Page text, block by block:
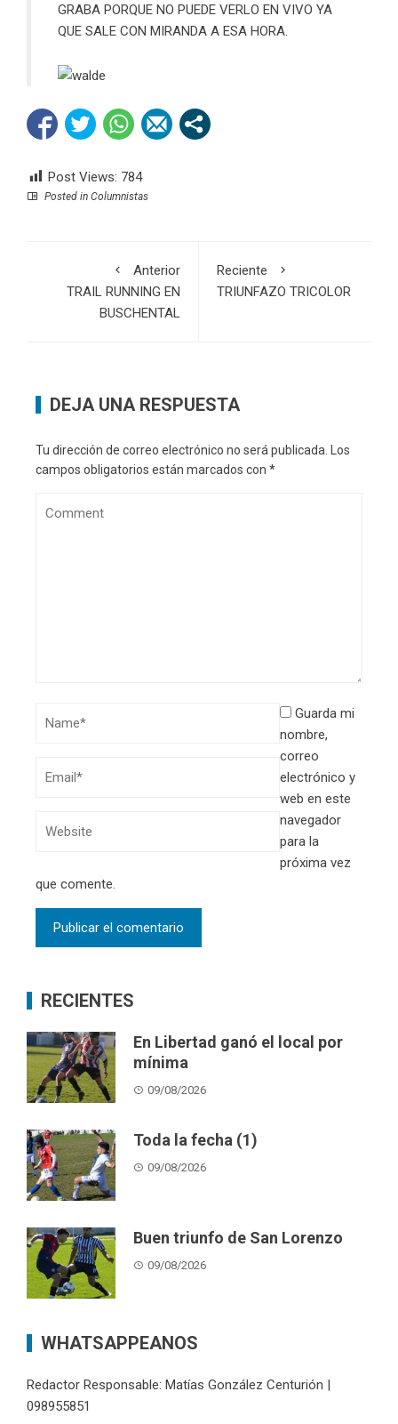
GRABA PORQUE NO PUEDE VERLO EN VIVO YA
QUE SALE CON MIRANDA A ESA HORA.
Post Views: 784
Posted in Columnistas
Anterior
TRAIL RUNNING EN
BUSCHENTAL
Reciente
TRIUNFAZO TRICOLOR
DEJA UNA RESPUESTA
Tu dirección de correo electrónico no será publicada. Los
campos obligatorios están marcados con *
Guarda mi
nombre,
correo
electrónico y
web en este
navegador
para la
próxima vez
que comente.
RECIENTES
En Libertad ganó el local por
mínima
09/08/2026
Toda la fecha (1)
09/08/2026
Buen triunfo de San Lorenzo
09/08/2026
WHATSAPPEANOS
Redactor Responsable: Matías González Centurión |
098955851